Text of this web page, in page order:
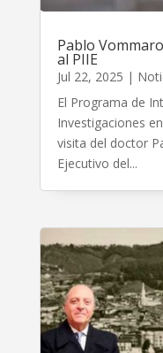
Pablo
al PIIE
Jul 22, 2025 |
El Programa de
Investigaciones
visita del doctor
Ejecutivo del...